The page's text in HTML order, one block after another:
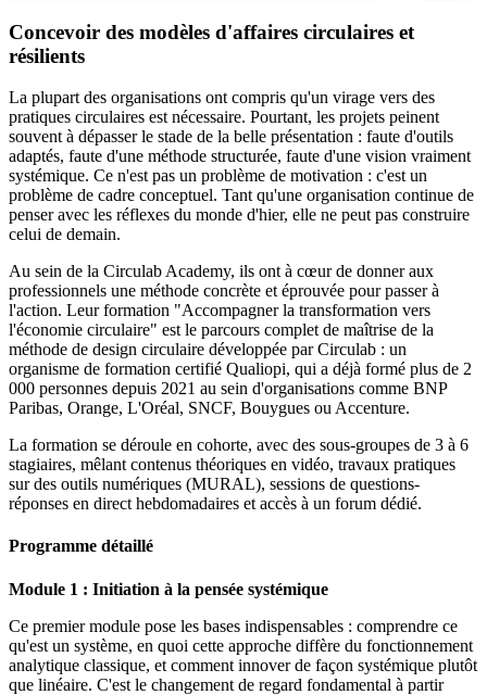
Concevoir des modèles d'affaires circulaires et
résilients
La plupart des organisations ont compris qu'un virage vers des
pratiques circulaires est nécessaire. Pourtant, les projets peinent
souvent à dépasser le stade de la belle présentation : faute d'outils
adaptés, faute d'une méthode structurée, faute d'une vision vraiment
systémique. Ce n'est pas un problème de motivation : c'est un
problème de cadre conceptuel. Tant qu'une organisation continue de
penser avec les réflexes du monde d'hier, elle ne peut pas construire
celui de demain.
Au sein de la Circulab Academy, ils ont à cœur de donner aux
professionnels une méthode concrète et éprouvée pour passer à
l'action. Leur formation "Accompagner la transformation vers
l'économie circulaire" est le parcours complet de maîtrise de la
méthode de design circulaire développée par Circulab : un
organisme de formation certifié Qualiopi, qui a déjà formé plus de 2
000 personnes depuis 2021 au sein d'organisations comme BNP
Paribas, Orange, L'Oréal, SNCF, Bouygues ou Accenture.
La formation se déroule en cohorte, avec des sous-groupes de 3 à 6
stagiaires, mêlant contenus théoriques en vidéo, travaux pratiques
sur des outils numériques (MURAL), sessions de questions-
réponses en direct hebdomadaires et accès à un forum dédié.
Programme détaillé
Module 1 : Initiation à la pensée systémique
Ce premier module pose les bases indispensables : comprendre ce
qu'est un système, en quoi cette approche diffère du fonctionnement
analytique classique, et comment innover de façon systémique plutôt
que linéaire. C'est le changement de regard fondamental à partir